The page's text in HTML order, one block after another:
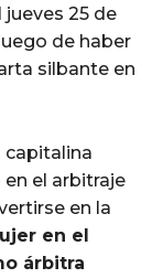
jueves 25 de
de haber
silbante en
capitalina
el arbitraje
en la
en el
árbitra